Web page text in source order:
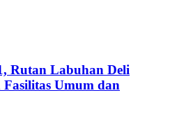
Rutan Labuhan Deli
Umum dan